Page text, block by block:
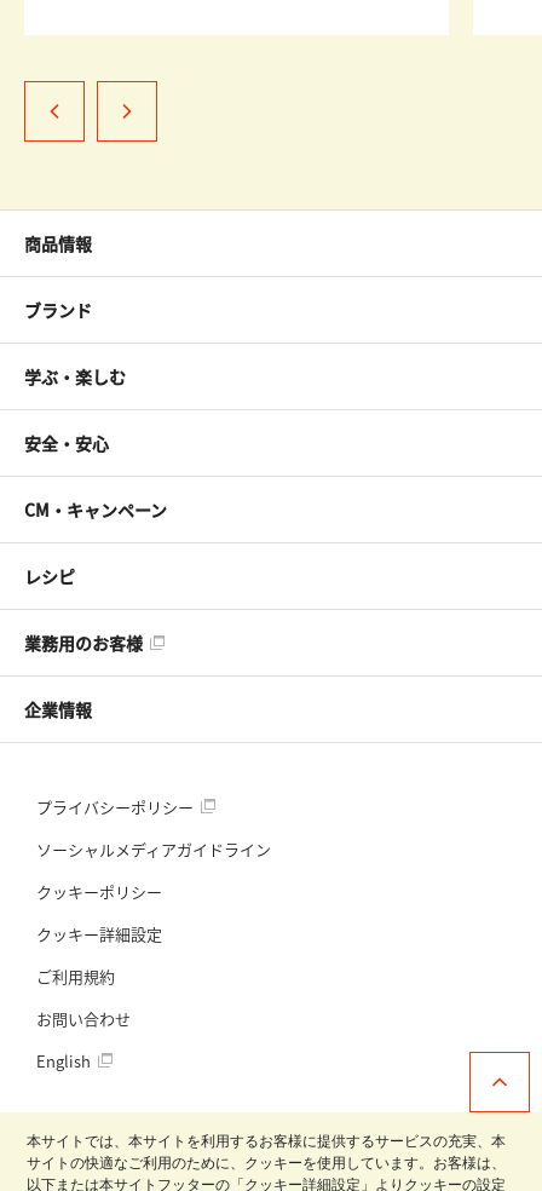
商品情報
ブランド
学ぶ・楽しむ
安全・安心
CM・キャンペーン
レシピ
業務用のお客様
企業情報
プライバシーポリシー
ソーシャルメディアガイドライン
クッキーポリシー
クッキー詳細設定
ご利用規約
お問い合わせ
English
本サイトでは、本サイトを利用するお客様に提供するサービスの充実、本
サイトの快適なご利用のために、クッキーを使用しています。お客様は、
以下または本サイトフッターの「クッキー詳細設定」よりクッキーの設定